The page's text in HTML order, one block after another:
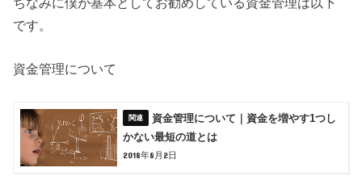
です。
資金管理について
資金管理について｜資金を増やす1つし
かない最短の道とは
2018年8月2日